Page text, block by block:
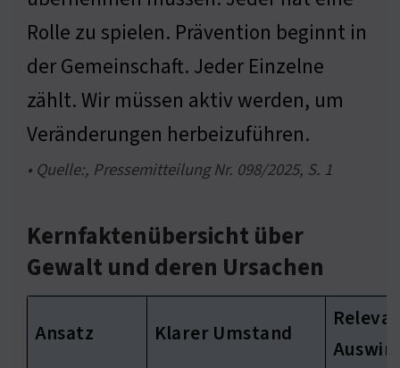
Rolle zu spielen. Prävention beginnt in
der Gemeinschaft. Jeder Einzelne
zählt. Wir müssen aktiv werden, um
Veränderungen herbeizuführen.
• Quelle:, Pressemitteilung Nr. 098/2025, S. 1
Kernfaktenübersicht über
Gewalt und deren Ursachen
Ansatz Klarer Umstand